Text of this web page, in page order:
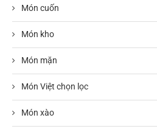
Món cuốn
Món kho
Món mặn
Món Việt chọn lọc
Món xào